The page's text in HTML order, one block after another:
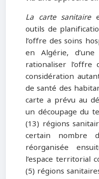
La carte sanitaire
outils de
l’offre des soins
en Algérie,
rationaliser
considération
de santé des
carte a prévu au
un découpage du
(13) régions
certain nombre
réorganisée
l’espace territorial
(5) régions